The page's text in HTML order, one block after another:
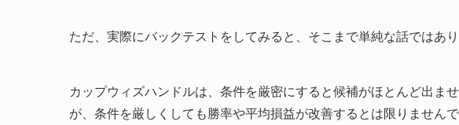
ただ、実際にバックテストをしてみると、そこまで単純な話ではあり
カップウィズハンドルは、条件を厳密にすると候補がほとんど出ま
が、条件を厳しくしても勝率や平均損益が改善するとは限りませんで